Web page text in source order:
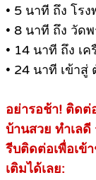
• 5 นาที ถึง โร
• 8 นาที ถึง วัด
• 14 นาที ถึง เ
• 24 นาที เข้าสู่
อย่ารอช้า! ติดต่
บ้านสวย ทำเล
รีบติดต่อเพื่อเข้
เติมได้เลย: